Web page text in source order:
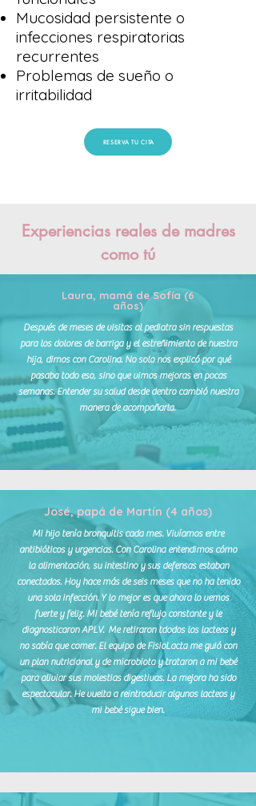
Mucosidad persistente o
infecciones respiratorias
recurrentes
Problemas de sueño o
irritabilidad
RESERVA TU CITA
Experiencias reales de madres
como tú
Laura, mamá de Sofía (6
años)
Después de meses de visitas al pediatra sin respuestas
para los dolores de barriga y el estreñimiento de nuestra
hija, dimos con Carolina. No solo nos explicó por qué
pasaba todo eso, sino que vimos mejoras en pocas
semanas. Entender su salud desde dentro cambió nuestra
manera de acompañarla.
José, papá de Martín (4 años)
Mi hijo tenía bronquitis cada mes. Vivíamos entre
antibióticos y urgencias. Con Carolina entendimos cómo
la alimentación, su intestino y sus defensas estaban
conectados. Hoy hace más de seis meses que no ha tenido
una sola infección. Y lo mejor es que ahora lo vemos
fuerte y feliz. Mi bebé tenía reflujo constante y le
diagnosticaron APLV. Me retiraron tdodos los lacteos y
no sabía que comer. El equipo de FisioLacta me guió con
un plan nutricional y de microbiota y trataron a mi bebé
para aliviar sus molestias digestivas. La mejora ha sido
espectacular. He vuelta a reintroducir algunos lacteos y
mi bebé sigue bien.